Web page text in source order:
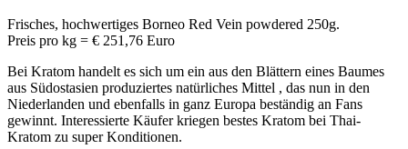
Frisches, hochwertiges Borneo Red Vein powdered 250g.
Preis pro kg = € 251,76 Euro
Bei Kratom handelt es sich um ein aus den Blättern eines Baumes
aus Südostasien produziertes natürliches Mittel , das nun in den
Niederlanden und ebenfalls in ganz Europa beständig an Fans
gewinnt. Interessierte Käufer kriegen bestes Kratom bei Thai-
Kratom zu super Konditionen.